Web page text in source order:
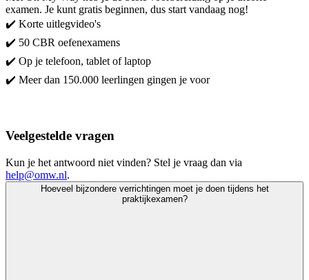
examen. Je kunt gratis beginnen, dus start vandaag nog!
✔️ Korte uitlegvideo's
✔️ 50 CBR oefenexamens
✔️ Op je telefoon, tablet of laptop
✔️ Meer dan 150.000 leerlingen gingen je voor
Veelgestelde vragen
Kun je het antwoord niet vinden? Stel je vraag dan via
help@omw.nl.
Hoeveel bijzondere verrichtingen moet je doen tijdens het
praktijkexamen?